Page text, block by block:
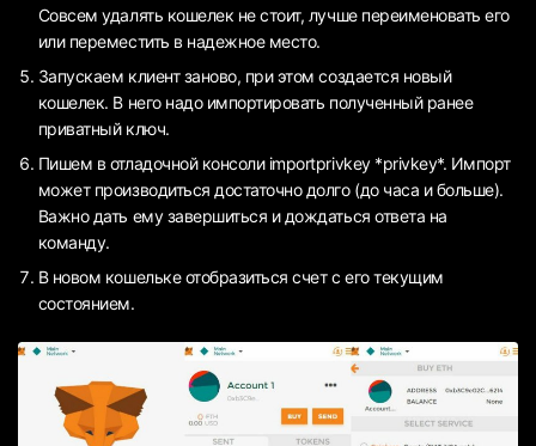
Совсем удалять кошелек не стоит, лучше переименовать его
или переместить в надежное место.
Запускаем клиент заново, при этом создается новый
кошелек. В него надо импортировать полученный ранее
приватный ключ.
Пишем в отладочной консоли importprivkey *privkey*. Импорт
может производиться достаточно долго (до часа и больше).
Важно дать ему завершиться и дождаться ответа на
команду.
В новом кошельке отобразиться счет с его текущим
состоянием.